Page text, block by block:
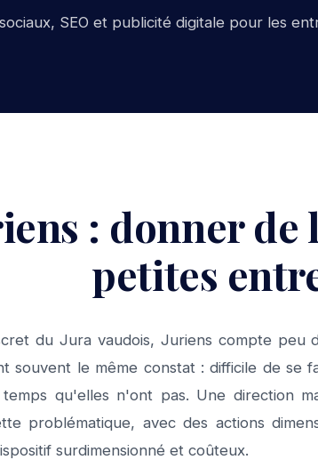
SEO et publicité digitale pour les
: donner
petites
du Jura vaudois, Juriens compte peu
souvent le même constat : difficile de se
qu'elles n'ont pas. Une direction
problématique, avec des actions
surdimensionné et coûteux.